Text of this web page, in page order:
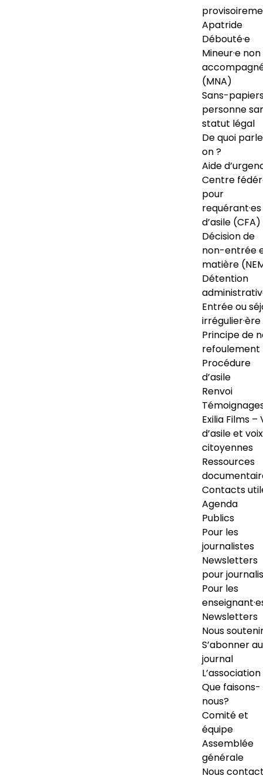
Apatride
Débouté·e
Mineur·e non
(MNA)
Sans-
personne
statut légal
De quoi
on ?
Aide
Centre
pour
requérant·es
d’asile (CFA)
Décision de
non-entrée
matière
Détention
Entrée ou
irrégulier·ère
Principe de
refoulement
Procédure
d’asile
Renvoi
Exilia Films –
d’asile et voix
citoyennes
Ressources
Contacts
Agenda
Publics
Pour les
journalistes
Newsletters
pour
Pour les
Newsletters
Nous
S’abonner au
journal
L’association
Que faisons-
nous?
Comité et
équipe
Assemblée
générale
Nous